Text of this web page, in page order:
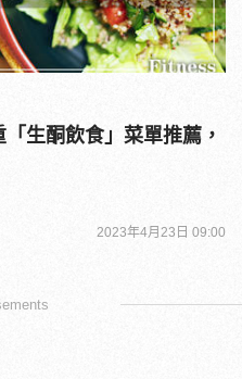
生酮飲食」菜單推薦，
2023年4月23日 09:00